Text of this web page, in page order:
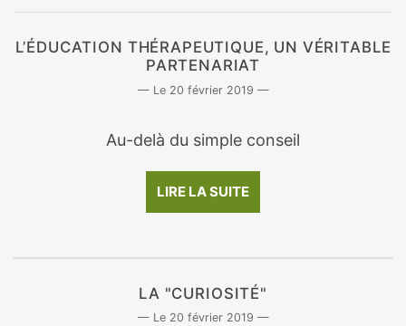
L’ÉDUCATION THÉRAPEUTIQUE, UN VÉRITABLE
PARTENARIAT
20 février 2019
Au-delà du simple conseil
LIRE LA SUITE
LA "CURIOSITÉ"
20 février 2019